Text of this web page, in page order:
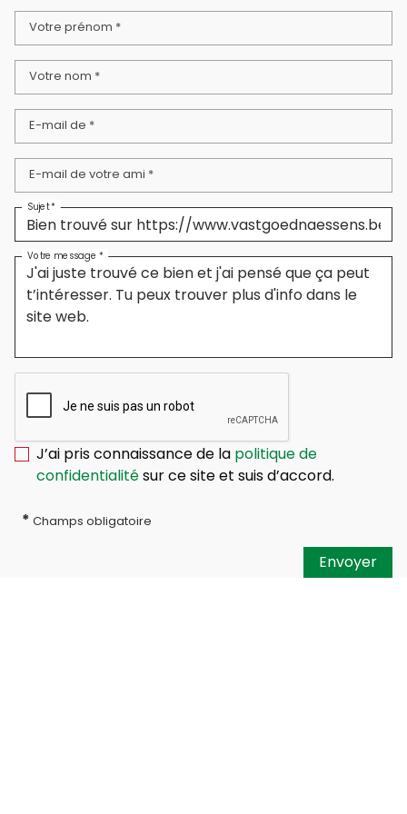
Votre prénom *
Votre nom *
E-mail de *
E-mail de votre ami *
Sujet *
Votre message *
J’ai pris connaissance de la politique de
confidentialitésur ce site et suis d’accord.
* Champs obligatoire
Envoyer